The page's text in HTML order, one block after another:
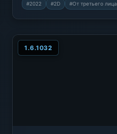
#2022 #2D #От третьего лица
1.6.1032